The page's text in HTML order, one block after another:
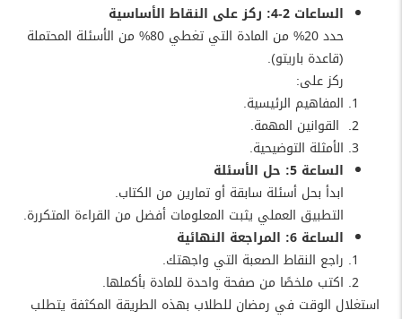
الساعات 2-4: ركز على النقاط الأساسية
حدد 20% من المادة التي تغطي 80% من الأسئلة المحتملة
(قاعدة باريتو).
ركز على:
المفاهيم الرئيسية.
القوانين المهمة.
الأمثلة التوضيحية.
الساعة 5: حل الأسئلة
ابدأ بحل أسئلة سابقة أو تمارين من الكتاب.
التطبيق العملي يثبت المعلومات أفضل من القراءة المتكررة.
الساعة 6: المراجعة النهائية
راجع النقاط الصعبة التي واجهتك.
اكتب ملخصًا من صفحة واحدة للمادة بأكملها.
استغلال الوقت في رمضان للطلاب بهذه الطريقة المكثفة يتطلب